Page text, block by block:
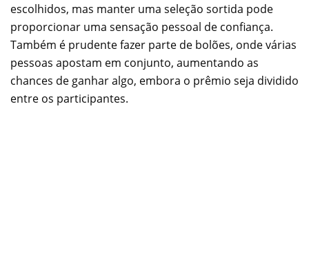
escolhidos, mas manter uma seleção sortida pode
proporcionar uma sensação pessoal de confiança.
Também é prudente fazer parte de bolões, onde várias
pessoas apostam em conjunto, aumentando as
chances de ganhar algo, embora o prêmio seja dividido
entre os participantes.